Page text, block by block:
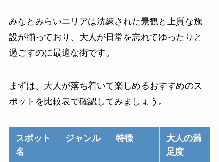
みなとみらいエリアは洗練された景観と上質な施
設が揃っており、大人が日常を忘れてゆったりと
過ごすのに最適な街です。
まずは、大人が落ち着いて楽しめるおすすめのス
ポットを比較表で確認してみましょう。
スポット
名
ジャンル 特徴
大人の満
足度